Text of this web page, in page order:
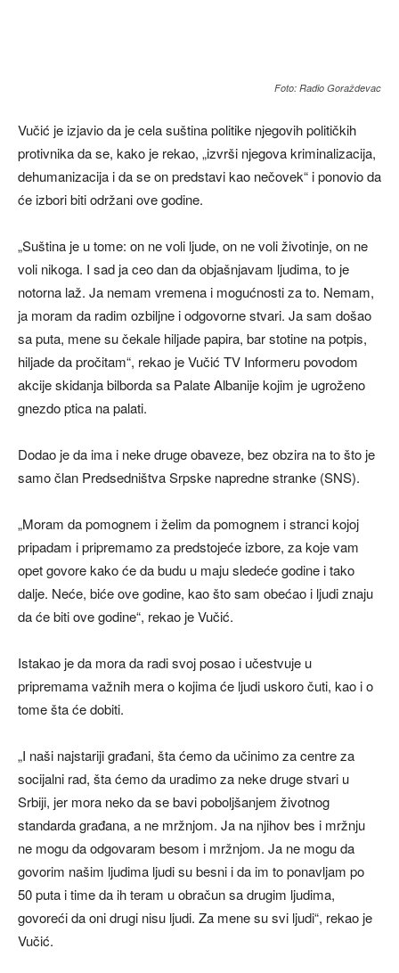
Foto: Radio Goraždevac
Vučić je izjavio da je cela suština politike njegovih političkih
protivnika da se, kako je rekao, „izvrši njegova kriminalizacija,
dehumanizacija i da se on predstavi kao nečovek“ i ponovio da
će izbori biti održani ove godine.
„Suština je u tome: on ne voli ljude, on ne voli životinje, on ne
voli nikoga. I sad ja ceo dan da objašnjavam ljudima, to je
notorna laž. Ja nemam vremena i mogućnosti za to. Nemam,
ja moram da radim ozbiljne i odgovorne stvari. Ja sam došao
sa puta, mene su čekale hiljade papira, bar stotine na potpis,
hiljade da pročitam“, rekao je Vučić TV Informeru povodom
akcije skidanja bilborda sa Palate Albanije kojim je ugroženo
gnezdo ptica na palati.
Dodao je da ima i neke druge obaveze, bez obzira na to što je
samo član Predsedništva Srpske napredne stranke (SNS).
„Moram da pomognem i želim da pomognem i stranci kojoj
pripadam i pripremamo za predstojeće izbore, za koje vam
opet govore kako će da budu u maju sledeće godine i tako
dalje. Neće, biće ove godine, kao što sam obećao i ljudi znaju
da će biti ove godine“, rekao je Vučić.
Istakao je da mora da radi svoj posao i učestvuje u
pripremama važnih mera o kojima će ljudi uskoro čuti, kao i o
tome šta će dobiti.
„I naši najstariji građani, šta ćemo da učinimo za centre za
socijalni rad, šta ćemo da uradimo za neke druge stvari u
Srbiji, jer mora neko da se bavi poboljšanjem životnog
standarda građana, a ne mržnjom. Ja na njihov bes i mržnju
ne mogu da odgovaram besom i mržnjom. Ja ne mogu da
govorim našim ljudima ljudi su besni i da im to ponavljam po
50 puta i time da ih teram u obračun sa drugim ljudima,
govoreći da oni drugi nisu ljudi. Za mene su svi ljudi“, rekao je
Vučić.